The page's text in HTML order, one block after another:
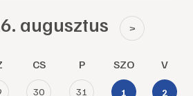
augusztus >
CS P SZO V
30 31 1 2